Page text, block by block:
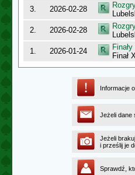
3. 2026-02-28
2.
2026-02-28
1.
2026-01-24
Finał
Informacje
Jeżeli dane
Jeżeli
i prześlij je
Sprawdź,